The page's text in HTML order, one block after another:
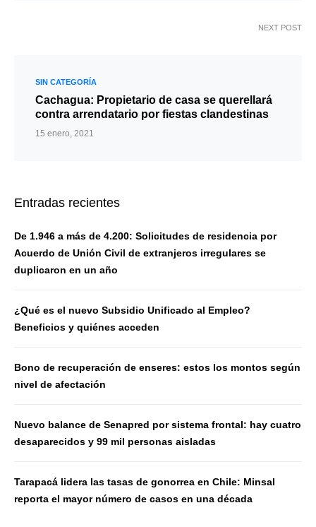
NEXT POST
SIN CATEGORÍA
Cachagua: Propietario de casa se querellará
contra arrendatario por fiestas clandestinas
15 enero, 2021
Entradas recientes
De 1.946 a más de 4.200: Solicitudes de residencia por
Acuerdo de Unión Civil de extranjeros irregulares se
duplicaron en un año
¿Qué es el nuevo Subsidio Unificado al Empleo?
Beneficios y quiénes acceden
Bono de recuperación de enseres: estos los montos según
nivel de afectación
Nuevo balance de Senapred por sistema frontal: hay cuatro
desaparecidos y 99 mil personas aisladas
Tarapacá lidera las tasas de gonorrea en Chile: Minsal
reporta el mayor número de casos en una década